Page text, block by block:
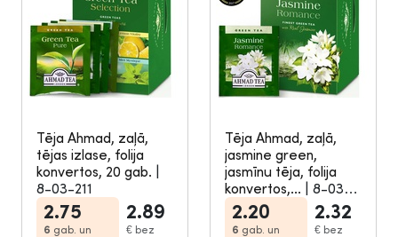
Tēja Ahmad, zaļā,
tējas izlase, folija
konvertos, 20 gab.
8-03-211
2.75
6 gab. un
2.89
€ bez
Tēja Ahmad, zaļā,
jasmine green,
jasmīnu tēja, folija
konvertos,...
8-03-
2612.20
6 gab. un
2.32
€ bez